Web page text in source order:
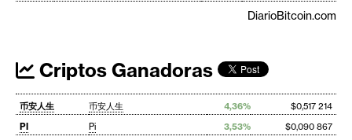
DiarioBitcoin.com
Criptos Ganadoras
币安人生 币安人生 4,36%
$0,517 214
PI
Pi 3,53%
$0,090 867